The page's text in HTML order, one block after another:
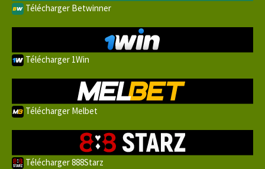
Télécharger Betwinner
Télécharger 1Win
Télécharger Melbet
Télécharger 888Starz